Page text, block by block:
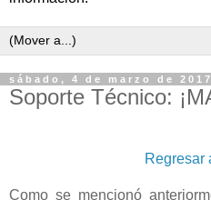
sábado, 4 de marzo de 2017
Soporte Técnico:
Regresar
Como se mencionó